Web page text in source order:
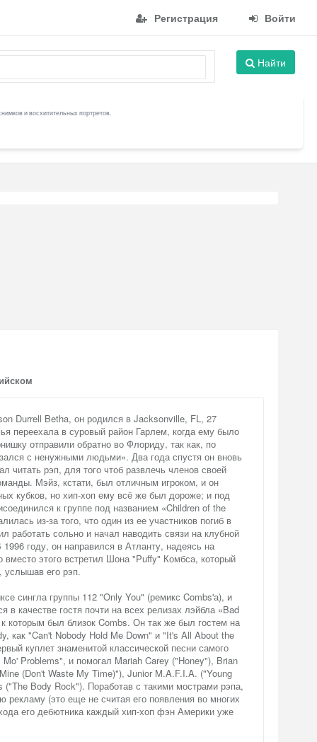
Регистрация Войти
Найти
и восхитительных портретов.
Durrell Betha, он родился в Jacksonville, FL, 27
переехала в суровый район Гарлем, когда ему было
отправили обратно во Флориду, так как, по
с ненужными людьми». Два года спустя он вновь
читать рэп, для того чтоб развлечь членов своей
Мэйз, кстати, был отличным игроком, и он
кубков, но хип-хоп ему всё же был дороже; и под
к группе под названием «Children of the
из-за того, что один из ее участников погиб в
работать сольно и начал наводить связи на клубной
году, он направился в Атланту, надеясь на
вместо этого встретил Шона "Puffy" Комбса, который
услышав его рэп.
сингла группы 112 "Only You" (ремикс Combs'а), и
в качестве гостя почти на всех релизах лэйбла «Bad
которым был близок Combs. Он так же был гостем на
как "Can't Nobody Hold Me Down" и "It's All About the
куплет знаменитой классической песни самого
Problems", и помогал Mariah Carey ("Honey"), Brian
(Don't Waste My Time)"), Junior M.A.F.I.A. ("Young
Body Rock"). Поработав с такими мострами рэпа,
рекламу (это еще не считая его появления во многих
его дебютника каждый хип-хоп фэн Америки уже